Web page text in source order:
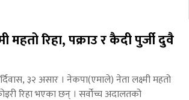
महतो रिहा, पक्राउ र कैदी पुर्जी दुवै
३२ असार । नेकपा(एमाले) नेता लक्ष्मी महतो
रिहा भएका छन् । सर्वोच्च अदालतको